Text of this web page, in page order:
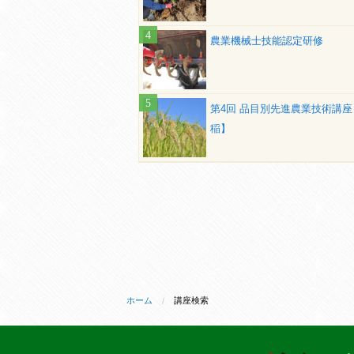
農業機械士技能認定研修
第4回 品目別先進農業技術講
稲】
ホーム 講座検索